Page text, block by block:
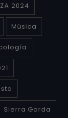
2024
Música
Sierra Gorda